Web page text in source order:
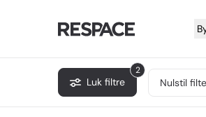
2
Luk filtre Nulstil